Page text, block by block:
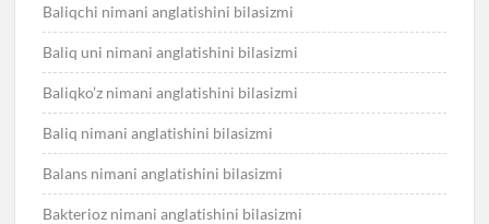
Baliqchi nimani anglatishini bilasizmi
Baliq uni nimani anglatishini bilasizmi
Baliqko’z nimani anglatishini bilasizmi
Baliq nimani anglatishini bilasizmi
Balans nimani anglatishini bilasizmi
Bakterioz nimani anglatishini bilasizmi